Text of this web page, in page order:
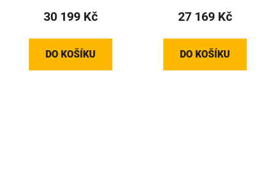
30 199 Kč
DO KOŠÍKU
27 169 Kč
DO KOŠÍKU